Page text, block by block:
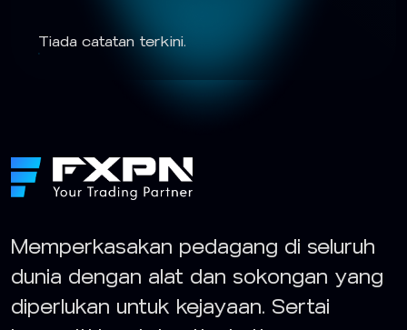
Tiada catatan terkini.
Memperkasakan pedagang di seluruh
dunia dengan alat dan sokongan yang
diperlukan untuk kejayaan. Sertai